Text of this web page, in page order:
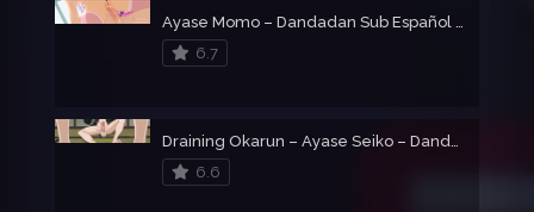
Ayase Momo – Dandadan Sub Español – [Hentai +18]
6.7
Draining Okarun – Ayase Seiko – Dandadan
6.6